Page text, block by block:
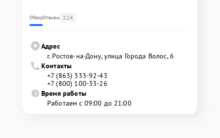
ОбзорОтзывы 224
Адрес
г. Ростов-на-Дону, улица Города Волос, 6
Контакты
+7 (863) 333-92-43
+7 (800) 100-33-26
Время работы
Работаем с 09:00 до 21:00